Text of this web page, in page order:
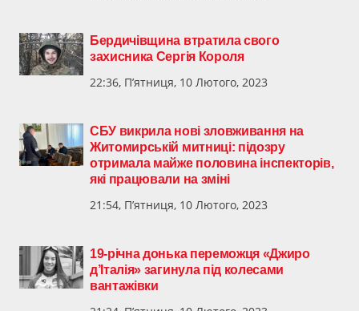
Бердичівщина втратила свого
захисника Сергія Короля
22:36, П’ятниця, 10 Лютого, 2023
СБУ викрила нові зловживання на
Житомирській митниці: підозру
отримала майже половина інспекторів,
які працювали на зміні
21:54, П’ятниця, 10 Лютого, 2023
19-річна донька переможця «Джиро
д’Італія» загинула під колесами
вантажівки